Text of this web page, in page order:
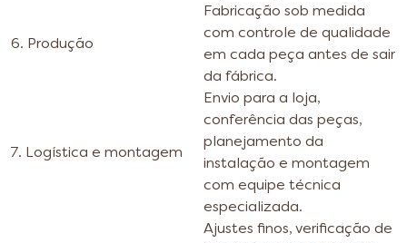
6. Produção
Fabricação sob medida
com controle de qualidade
em cada peça antes de sair
da fábrica.
7. Logística e montagem
Envio para a loja,
conferência das peças,
planejamento da
instalação e montagem
com equipe técnica
especializada.
Ajustes finos, verificação de